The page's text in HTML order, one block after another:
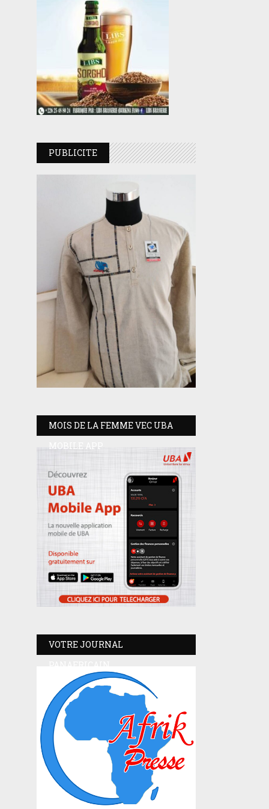
PUBLICITE
MOIS DE LA FEMME VEC UBA
MOBILE APP
VOTRE JOURNAL